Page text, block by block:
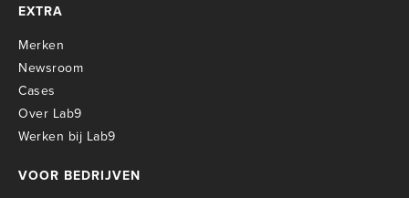
EXTRA
Merken
Newsroom
Cases
Over Lab9
Werken bij Lab9
VOOR BEDRIJVEN